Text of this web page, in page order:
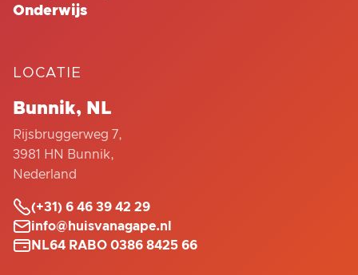
Onderwijs
LOCATIE
Bunnik, NL
Rijsbruggerweg 7,
3981 HN Bunnik,
Nederland
(+31) 6 46 39 42 29
info@huisvanagape.nl
 NL64 RABO 0386 8425 66